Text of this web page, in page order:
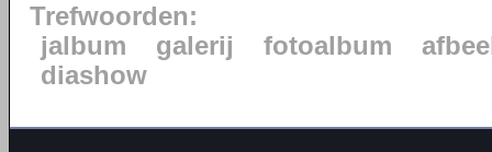
Trefwoorden:
jalbum
galerij fotoalbum
diashow